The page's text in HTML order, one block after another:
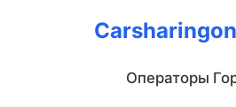
Операторы